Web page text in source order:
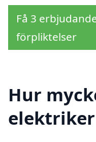
Få 3
förpliktelser
Hur
elektriker